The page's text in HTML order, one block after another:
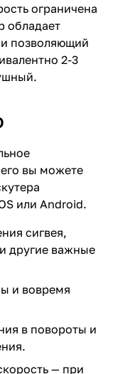
ограничена
обладает
позволяющий
2-3
вы можете
или Android.
сигвея,
другие важные
и вовремя
в повороты и
— при